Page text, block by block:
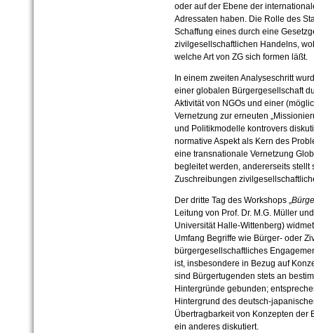
oder auf der Ebene der
Adressaten haben. Die Rolle des
Schaffung eines durch eine
zivilgesellschaftlichen Handelns,
welche Art von ZG sich formen läßt.
In einem zweiten Analyseschritt
einer globalen Bürgergesellschaft
Aktivität von NGOs und einer
Vernetzung zur erneuten
und Politikmodelle kontrovers
normative Aspekt als Kern des
eine transnationale Vernetzung
begleitet werden, andererseits
Zuschreibungen
Der dritte Tag des Workshops „
Leitung von Prof. Dr. M.G. Müller
Universität Halle-Wittenberg)
Umfang Begriffe wie Bürger- oder
bürgergesellschaftliches
ist, insbesondere in Bezug auf
sind Bürgertugenden stets an
Hintergründe gebunden;
Hintergrund des deutsch-
Übertragbarkeit von Konzepten der
ein anderes diskutiert.